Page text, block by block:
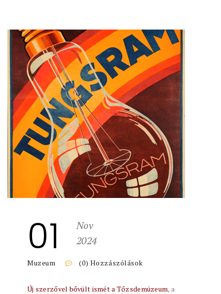
01
Nov
2024
Muzeum (0) Hozzászólások
Új szerzővel bővült ismét a Tőzsdemúzeum, a